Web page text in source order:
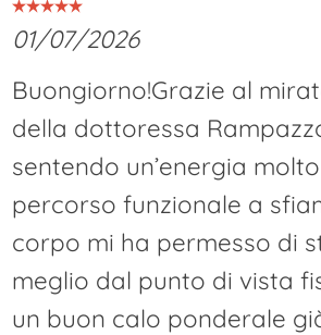
01/07/2026
Buongiorno!Grazie al
della dottoressa
sentendo un’energia
percorso funzionale a
corpo mi ha permesso di
meglio dal punto di vista
un buon calo ponderale